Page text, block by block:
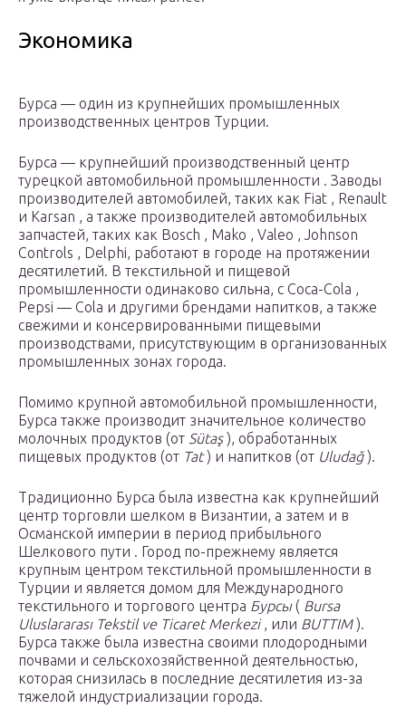
Экономика
Бурса — один из крупнейших промышленных
производственных центров Турции.
Бурса — крупнейший производственный центр
турецкой автомобильной промышленности . Заводы
производителей автомобилей, таких как Fiat , Renault
и Karsan , а также производителей автомобильных
запчастей, таких как Bosch , Mako , Valeo , Johnson
Controls , Delphi, работают в городе на протяжении
десятилетий. В текстильной и пищевой
промышленности одинаково сильна, с Coca-Cola ,
Pepsi — Cola и другими брендами напитков, а также
свежими и консервированными пищевыми
производствами, присутствующим в организованных
промышленных зонах города.
Помимо крупной автомобильной промышленности,
Бурса также производит значительное количество
молочных продуктов (от Sütaş), обработанных
пищевых продуктов (от Tat) и напитков (от Uludağ).
Традиционно Бурса была известна как крупнейший
центр торговли шелком в Византии, а затем и в
Османской империи в период прибыльного
Шелкового пути . Город по-прежнему является
крупным центром текстильной промышленности в
Турции и является домом для Международного
текстильного и торгового центра Бурсы( Bursa
Uluslararası Tekstil ve Ticaret Merkezi, или BUTTIM).
Бурса также была известна своими плодородными
почвами и сельскохозяйственной деятельностью,
которая снизилась в последние десятилетия из-за
тяжелой индустриализации города.